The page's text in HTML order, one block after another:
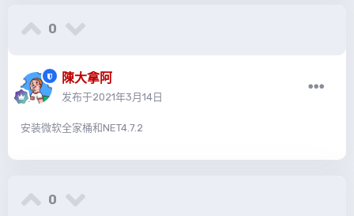
0
陳大拿阿
发布于2021年3月14日
安装微软全家桶和NET4.7.2
0